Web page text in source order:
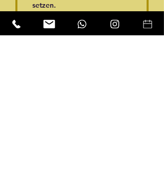
setzen.
Wir freuen uns auf Ihre
Bewerbung!